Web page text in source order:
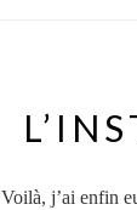
Voilà, j’ai enfin